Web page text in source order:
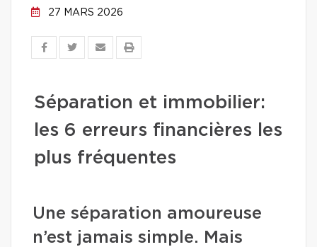
27 MARS 2026
Séparation et immobilier:
les 6 erreurs financières les
plus fréquentes
Une séparation amoureuse
n’est jamais simple. Mais